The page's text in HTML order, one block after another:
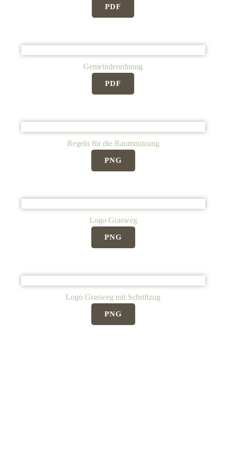
PDF
Gemeindeordnung
PDF
Regeln für die Raumnutzung
PNG
Logo Grasweg
PNG
Logo Grasweg mit Schriftzug
PNG